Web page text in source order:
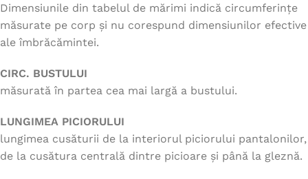
Dimensiunile din tabelul de mărimi indică circumferințe
măsurate pe corp și nu corespund dimensiunilor efective
ale îmbrăcămintei.
CIRC. BUSTULUI
măsurată în partea cea mai largă a bustului.
LUNGIMEA PICIORULUI
lungimea cusăturii de la interiorul piciorului pantalonilor,
de la cusătura centrală dintre picioare și până la gleznă.